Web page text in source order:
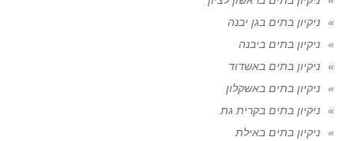
ניקיון בתים בגן יבנה
ניקיון בתים ביבנה
ניקיון בתים באשדוד
ניקיון בתים באשקלון
ניקיון בתים בקרית גת
ניקיון בתים באילת